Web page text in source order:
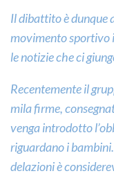
Il dibattito è dunque
movimento sportivo
le notizie che ci
Recentemente il
mila firme,
venga introdotto
riguardano i
delazioni è